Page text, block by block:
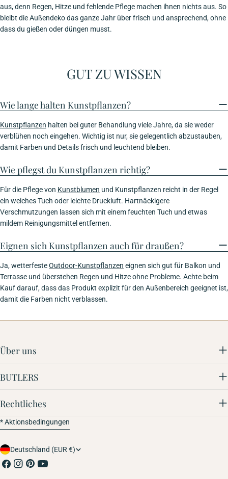
aus, denn Regen, Hitze und fehlende Pflege machen ihnen nichts aus. So
bleibt die Außendeko das ganze Jahr über frisch und ansprechend, ohne
dass du gießen oder düngen musst.
GUT ZU WISSEN
Wie lange halten Kunstpflanzen?
Kunstpflanzen halten bei guter Behandlung viele Jahre, da sie weder
verblühen noch eingehen. Wichtig ist nur, sie gelegentlich abzustauben,
damit Farben und Details frisch und leuchtend bleiben.
Wie pflegst du Kunstpflanzen richtig?
Für die Pflege von Kunstblumen und Kunstpflanzen reicht in der Regel
ein weiches Tuch oder leichte Druckluft. Hartnäckigere
Verschmutzungen lassen sich mit einem feuchten Tuch und etwas
mildem Reinigungsmittel entfernen.
Eignen sich Kunstpflanzen auch für draußen?
Ja, wetterfesteOutdoor-Kunstpflanzen eignen sich gut für Balkon und
Terrasse und überstehen Regen und Hitze ohne Probleme. Achte beim
Kauf darauf, dass das Produkt explizit für den Außenbereich geeignet ist,
damit die Farben nicht verblassen.
Über uns
BUTLERS
Rechtliches
* Aktionsbedingungen
Land/Region
Deutschland (EUR €)
Facebook
Instagram
PinterestYouTube